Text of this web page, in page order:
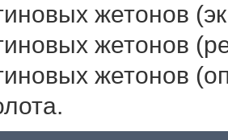
жетонов
жетонов
жетонов